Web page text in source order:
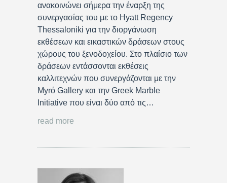
ανακοινώνει σήμερα την έναρξη της
συνεργασίας του με το Hyatt Regency
Thessaloniki για την διοργάνωση
εκθέσεων και εικαστικών δράσεων στους
χώρους του ξενοδοχείου. Στο πλαίσιο των
δράσεων εντάσσονται εκθέσεις
καλλιτεχνών που συνεργάζονται με την
Myrό Gallery και την Greek Marble
Initiative που είναι δύο από τις…
read more